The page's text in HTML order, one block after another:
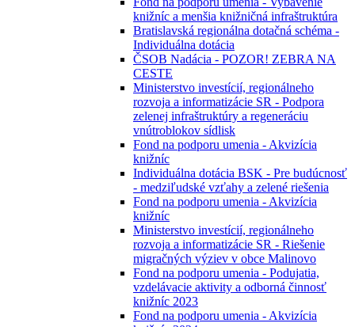
knižníc a menšia knižničná infraštruktúra
Bratislavská regionálna dotačná schéma -
Individuálna dotácia
ČSOB Nadácia - POZOR! ZEBRA NA
CESTE
Ministerstvo investícií, regionálneho
rozvoja a informatizácie SR - Podpora
zelenej infraštruktúry a regeneráciu
vnútroblokov sídlisk
Fond na podporu umenia - Akvizícia
knižníc
Individuálna dotácia BSK - Pre budúcnosť
- medziľudské vzťahy a zelené riešenia
Fond na podporu umenia - Akvizícia
knižníc
Ministerstvo investícií, regionálneho
rozvoja a informatizácie SR - Riešenie
migračných výziev v obce Malinovo
Fond na podporu umenia - Podujatia,
vzdelávacie aktivity a odborná činnosť
knižníc 2023
Fond na podporu umenia - Akvizícia